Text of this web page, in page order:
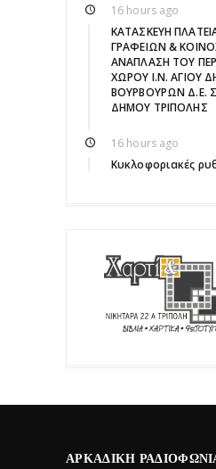
16 hours ago
ΚΑΤΑΣΚΕΥΗ
ΓΡΑΦΕΙΩΝ &
ΑΝΑΠΛΑΣΗ ΤΟΥ
ΧΩΡΟΥ Ι.Ν. ΑΓΙΟΥ
ΒΟΥΡΒΟΥΡΩΝ Δ.Ε.
ΔΗΜΟΥ ΤΡΙΠΟΛΗΣ
16 hours ago
Κυκλοφοριακές
ΑΡΚΑΔΙΚΉ